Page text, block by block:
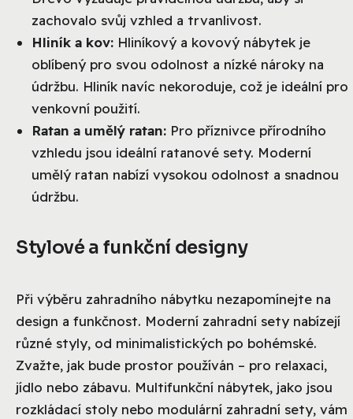
zachovalo svůj vzhled a trvanlivost.
Hliník a kov: Hliníkový a kovový nábytek je
oblíbený pro svou odolnost a nízké nároky na
údržbu. Hliník navíc nekoroduje, což je ideální pro
venkovní použití.
Ratan a umělý ratan: Pro příznivce přírodního
vzhledu jsou ideální ratanové sety. Moderní
umělý ratan nabízí vysokou odolnost a snadnou
údržbu.
Stylové a funkční designy
Při výběru zahradního nábytku nezapomínejte na
design a funkčnost. Moderní zahradní sety nabízejí
různé styly, od minimalistických po bohémské.
Zvažte, jak bude prostor používán – pro relaxaci,
jídlo nebo zábavu. Multifunkční nábytek, jako jsou
rozkládací stoly nebo modulární zahradní sety, vám